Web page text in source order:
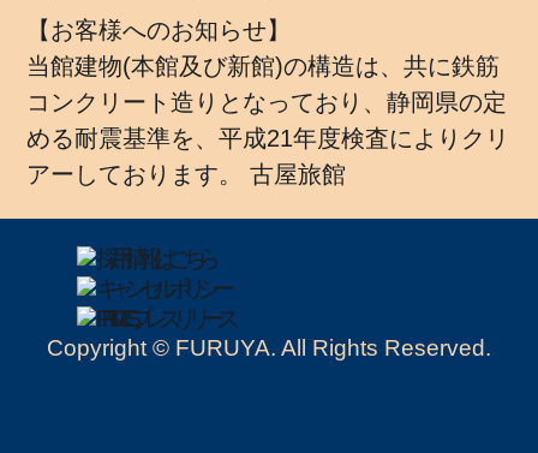
【お客様へのお知らせ】
当館建物(本館及び新館)の構造は、共に鉄筋
コンクリート造りとなっており、静岡県の定
める耐震基準を、平成21年度検査によりクリ
アーしております。 古屋旅館
Copyright © FURUYA. All Rights Reserved.